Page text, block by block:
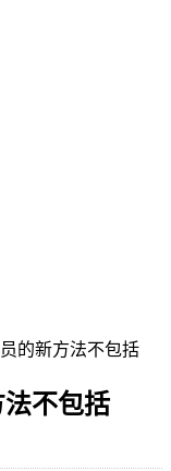
的新方法不包括
法不包括